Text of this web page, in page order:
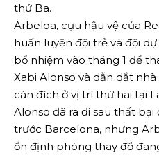
thứ Ba.
Arbeloa, cựu hậu vệ của
huấn luyện đội trẻ và đội
bổ nhiệm vào tháng 1 để
Xabi Alonso và dẫn dắt
cán đích ở vị trí thứ hai tại
Alonso đã ra đi sau thất bại
trước Barcelona, ​​nhưng
ổn định phòng thay đồ